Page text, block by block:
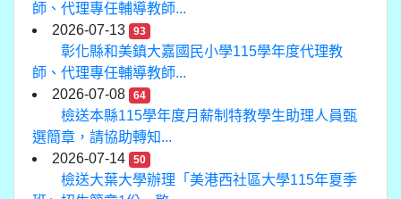
師、代理專任輔導教師...
2026-07-13
93
彰化縣和美鎮大嘉國民小學115學年度代理教
師、代理專任輔導教師...
2026-07-08
64
檢送本縣115學年度月薪制特教學生助理人員甄
選簡章，請協助轉知...
2026-07-14
50
檢送大葉大學辦理「美港西社區大學115年夏季